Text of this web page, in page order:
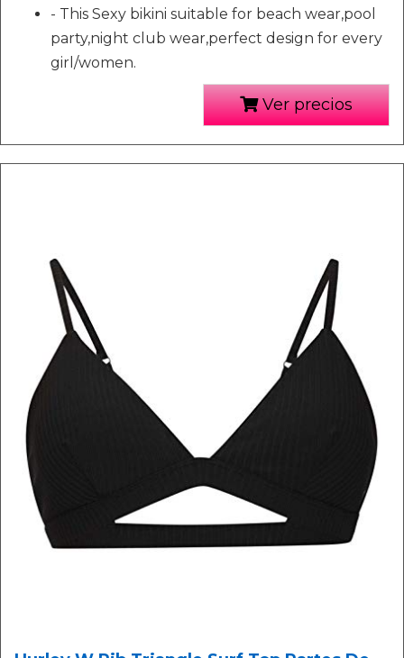
- This Sexy bikini suitable for beach wear,pool
party,night club wear,perfect design for every
girl/women.
Ver precios